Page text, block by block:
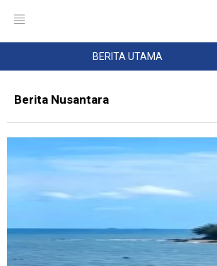
BERITA UTAMA
Berita Nusantara